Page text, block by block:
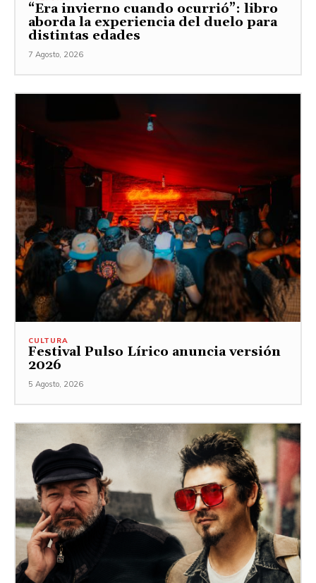
“Era invierno cuando ocurrió”: libro
aborda la experiencia del duelo para
distintas edades
7 Agosto, 2026
CULTURA
Festival Pulso Lírico anuncia versión
2026
5 Agosto, 2026